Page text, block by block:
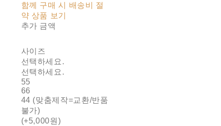
함께 구매 시 배송비 절
약 상품 보기
추가 금액
사이즈
선택하세요.
선택하세요.
55
66
44 (맞춤제작=교환/반품
불가)
(+5,000원)